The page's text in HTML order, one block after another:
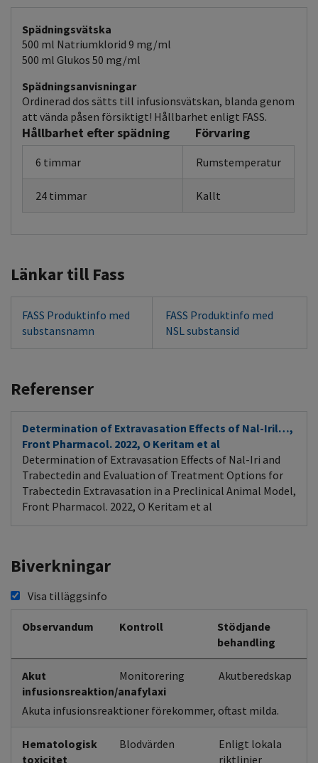
Spädningsvätska
500 ml Natriumklorid 9 mg/ml
500 ml Glukos 50 mg/ml
Spädningsanvisningar
Ordinerad dos sätts till infusionsvätskan, blanda genom
att vända påsen försiktigt! Hållbarhet enligt FASS.
Hållbarhet efter spädning Förvaring
6 timmar Rumstemperatur
24 timmar Kallt
Länkar till Fass
FASS Produktinfo med
substansnamn
FASS Produktinfo med
NSL substansid
Referenser
Determination of Extravasation Effects of Nal-Iril…,
Front Pharmacol. 2022, O Keritam et al
Determination of Extravasation Effects of Nal-Iri and
Trabectedin and Evaluation of Treatment Options for
Trabectedin Extravasation in a Preclinical Animal Model,
Front Pharmacol. 2022, O Keritam et al
Biverkningar
Visa tilläggsinfo
Observandum Kontroll
Stödjande
behandling
Akut
infusionsreaktion/anafylaxi
Monitorering Akutberedskap
Akuta infusionsreaktioner förekommer, oftast milda.
Hematologisk
toxicitet
Blodvärden
Enligt lokala
riktlinjer